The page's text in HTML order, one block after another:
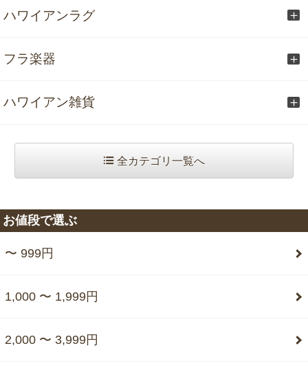
ハワイアンラグ
フラ楽器
ハワイアン雑貨
全カテゴリ一覧へ
お値段で選ぶ
〜 999円
1,000 〜 1,999円
2,000 〜 3,999円